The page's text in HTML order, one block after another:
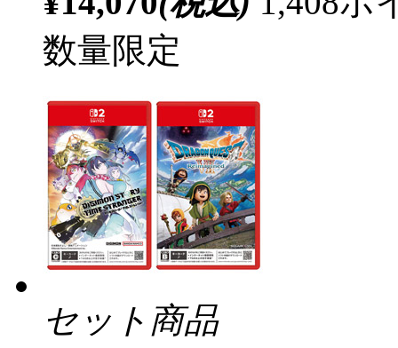
数量限定
セット商品